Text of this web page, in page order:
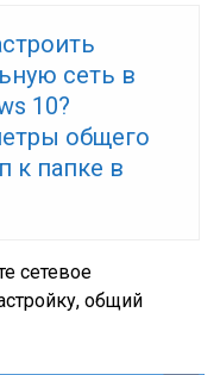
сеть в
10?
общего
к папке в
сетевое
общий